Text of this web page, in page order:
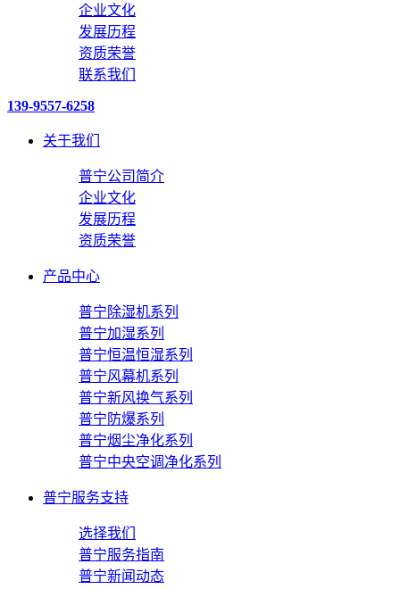
企业文化
发展历程
资质荣誉
联系我们
139-9557-6258
关于我们
普宁公司简介
企业文化
发展历程
资质荣誉
产品中心
普宁除湿机系列
普宁加湿系列
普宁恒温恒湿系列
普宁风幕机系列
普宁新风换气系列
普宁防爆系列
普宁烟尘净化系列
普宁中央空调净化系列
普宁服务支持
选择我们
普宁服务指南
普宁新闻动态